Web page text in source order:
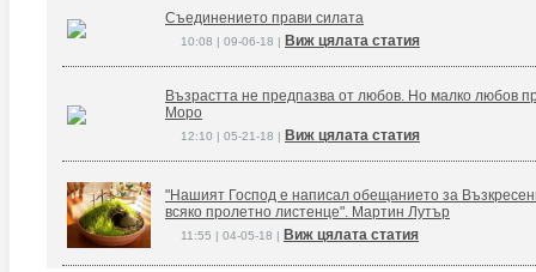
Съединението прави силата
10:08 | 09-06-18 | Виж цялата статия
Възрастта не предпазва от любов. Но малко любов
Моро
12:10 | 05-21-18 | Виж цялата статия
"Нашият Господ е написал обещанието за
всяко пролетно листенце". Мартин Лутър
11:55 | 04-05-18 | Виж цялата статия